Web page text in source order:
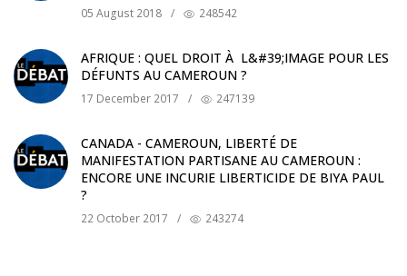
05 August 2018 / 248542
AFRIQUE : QUEL DROIT À L&#39;IMAGE POUR LES
DÉFUNTS AU CAMEROUN ?
17 December 2017 / 247139
CANADA - CAMEROUN, LIBERTÉ DE
MANIFESTATION PARTISANE AU CAMEROUN :
ENCORE UNE INCURIE LIBERTICIDE DE BIYA PAUL
?
22 October 2017 / 243274